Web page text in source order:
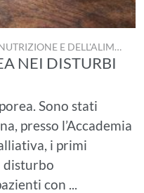
DISTURBI DELLA NUTRIZIONE E DELL'ALIMENTAZIONE
NEI DISTURBI
Sono stati
presso l’Accademia
i primi
disturbo
con ...